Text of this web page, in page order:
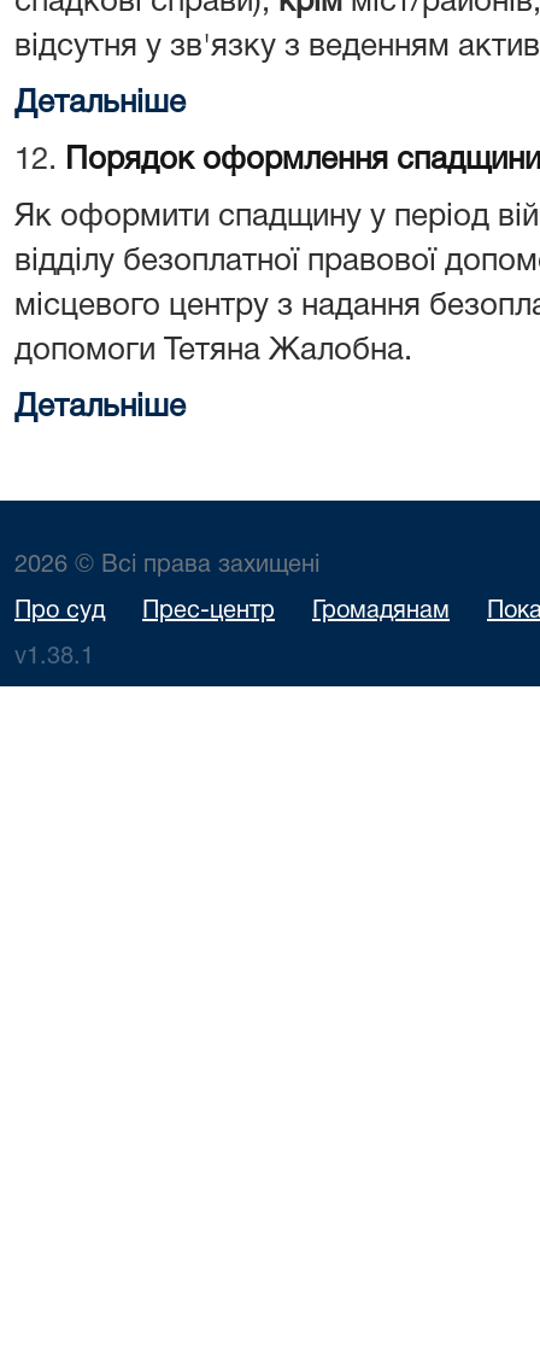
відсутня у зв'язку з веденням
Детальніше
12.
Порядок оформлення
Як оформити спадщину у період
відділу безоплатної правової
місцевого центру з надання
допомоги Тетяна Жалобна.
Детальніше
2026 © Всі права захищені
Про суд Прес-центр Громадянам
v1.38.1